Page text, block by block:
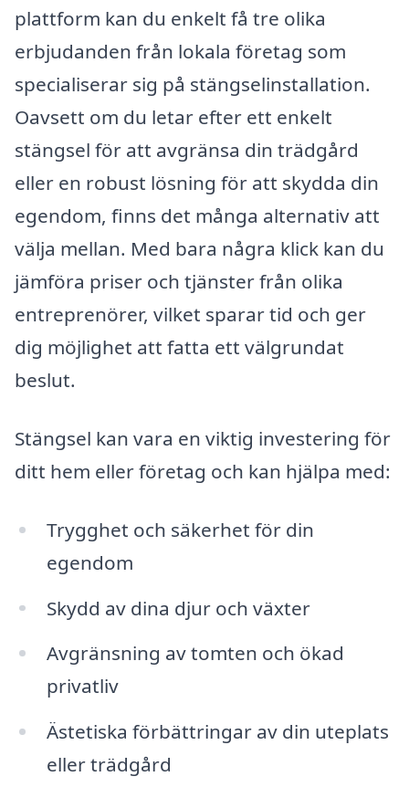
plattform kan du enkelt få tre olika
erbjudanden från lokala företag som
specialiserar sig på stängselinstallation.
Oavsett om du letar efter ett enkelt
stängsel för att avgränsa din trädgård
eller en robust lösning för att skydda din
egendom, finns det många alternativ att
välja mellan. Med bara några klick kan du
jämföra priser och tjänster från olika
entreprenörer, vilket sparar tid och ger
dig möjlighet att fatta ett välgrundat
beslut.
Stängsel kan vara en viktig investering för
ditt hem eller företag och kan hjälpa med:
Trygghet och säkerhet för din
egendom
Skydd av dina djur och växter
Avgränsning av tomten och ökad
privatliv
Ästetiska förbättringar av din uteplats
eller trädgård